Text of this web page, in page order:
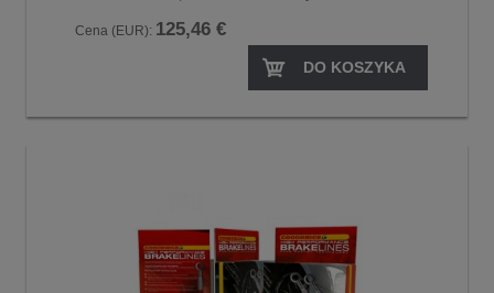
Cena (EUR): 125,46 €
DO KOSZYKA